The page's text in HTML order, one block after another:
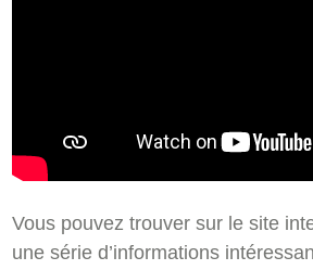
Vous pouvez trouver sur le site
une série d’informations